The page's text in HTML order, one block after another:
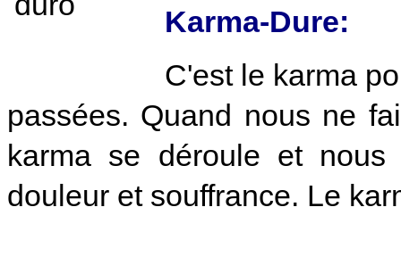
Karma-Dure:
C'est le karma
passées. Quand nous ne
karma se déroule et
douleur et souffrance. Le